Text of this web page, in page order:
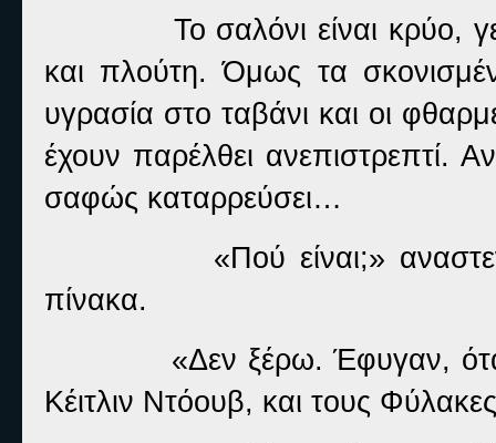
Το σαλόνι είναι κρύο,
και πλούτη. Όμως τα
υγρασία στο ταβάνι και οι
έχουν παρέλθει ανεπιστρεπτί.
σαφώς καταρρεύσει…
«Πού είναι;»
πίνακα.
«Δεν ξέρω. Έφυγαν,
Κέιτλιν Ντόουβ, και τους